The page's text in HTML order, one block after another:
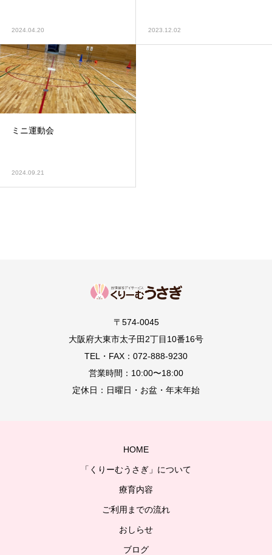
2024.04.20 2023.12.02
ミニ運動会
2024.09.21
〒574-0045
大阪府大東市太子田2丁目10番16号
TEL・FAX：072-888-9230
営業時間：10:00〜18:00
定休日：日曜日・お盆・年末年始
HOME
「くりーむうさぎ」について
療育内容
ご利用までの流れ
おしらせ
ブログ